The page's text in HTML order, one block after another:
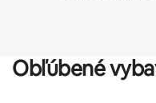
Obľúbené